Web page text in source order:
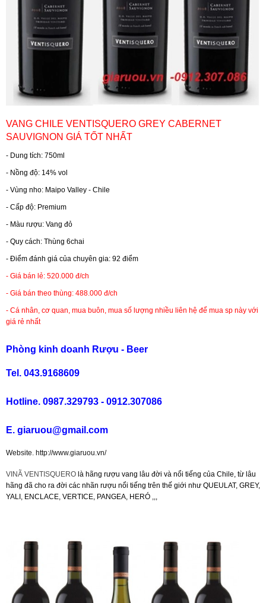
RƯỢU WHISKY
RƯỢU VODKA
RƯỢU COGNAC
RƯỢU VANG ĐÀ LẠT
BIA NGOẠI
TRỐNG RƯỢU
Vang Newzeland giá rẻ nhất
Rượu Vang Argentina
Rượu Vang BỒ ĐÀO NHA
RƯỢU VANG ROMANIA GIÁ CỰC RẺ
VANG CHILE VENTISQUERO GREY CABERNET
SAUVIGNON GIÁ TỐT NHẤT
- Dung tích: 750ml
- Nồng độ: 14% vol
- Vùng nho: Maipo Valley - Chile
- Cấp độ: Premium
- Màu rượu: Vang đỏ
- Quy cách: Thùng 6chai
- Điểm đánh giá của chuyên gia: 92 điểm
- Giá bán lẻ: 520.000 đ/ch
- Giá bán theo thùng: 488.000 đ/ch
- Cá nhân, cơ quan, mua buôn, mua số lượng nhiều liên hệ để mua sp này với
giá rẻ nhất
Phòng kinh doanh Rượu - Beer
Tel. 043.9168609
Hotline. 0987.329793 - 0912.307086
E. giaruou@gmail.com
Website. http://www.giaruou.vn/
VINÃ VENTISQUERO là hãng rượu vang lâu đời và nổi tiếng của Chile, từ lâu
hãng đã cho ra đời các nhãn rượu nổi tiếng trên thế giới như QUEULAT, GREY,
YALI, ENCLACE, VERTICE, PANGEA, HERÓ ,,,